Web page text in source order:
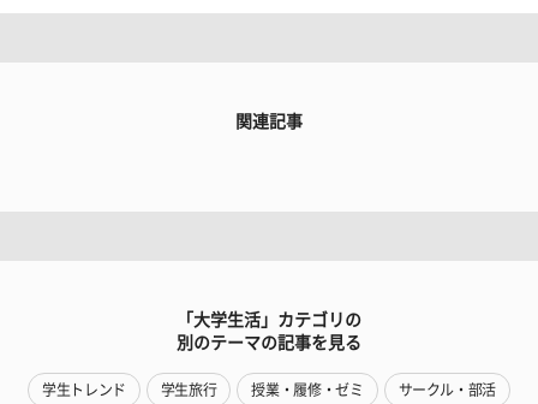
関連記事
「大学生活」カテゴリの
別のテーマの記事を見る
学生トレンド 学生旅行 授業・履修・ゼミ サークル・部活